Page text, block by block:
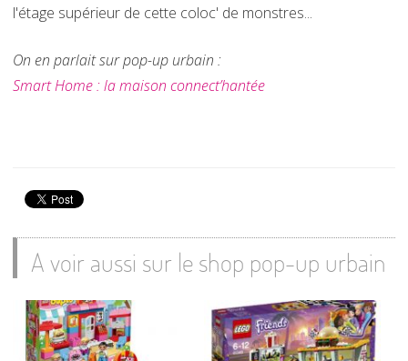
l'étage supérieur de cette coloc' de monstres...
On en parlait sur pop-up urbain :
Smart Home : la maison connect’hantée
A voir aussi sur le shop pop-up urbain